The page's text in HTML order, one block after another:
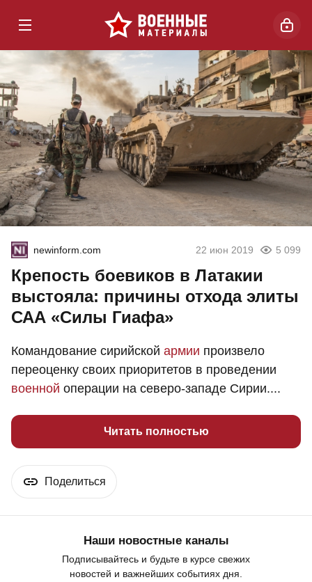
newinform.com 22 июн 2019 5 099
Крепость боевиков в Латакии
выстояла: причины отхода элиты
САА «Силы Гиафа»
Командование сирийской армии произвело
переоценку своих приоритетов в проведении
военной операции на северо-западе Сирии....
Читать полностью
Поделиться
Наши новостные каналы
Подписывайтесь и будьте в курсе свежих
новостей и важнейших событиях дня.